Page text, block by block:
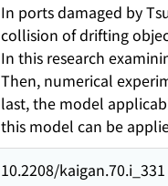
In ports damaged by
collision of drifting
In this research
Then, numerical
last, the model
this model can be
10.2208/kaigan.70.i_331